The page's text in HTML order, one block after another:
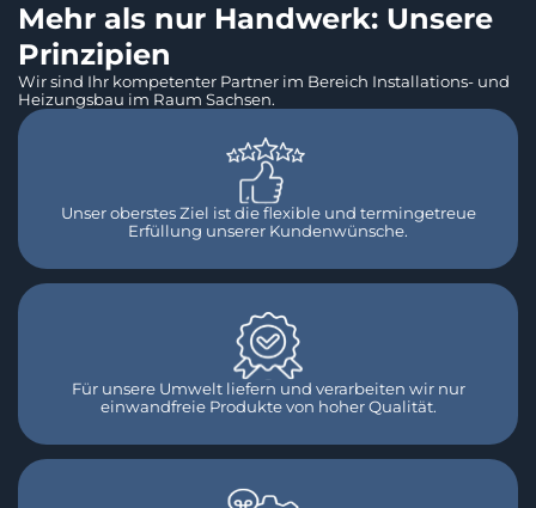
Unser oberstes Ziel ist die flexible und termingetreue
Erfüllung unserer Kundenwünsche.
Für unsere Umwelt liefern und verarbeiten wir nur
einwandfreie Produkte von hoher Qualität.
Mehr als nur Handwerk: Unsere
Prinzipien
Wir sind Ihr kompetenter Partner im Bereich Installations- und
Heizungsbau im Raum Sachsen.